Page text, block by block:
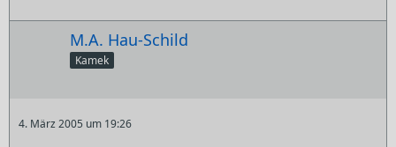
M.A. Hau-Schild
Kamek
4. März 2005 um 19:26